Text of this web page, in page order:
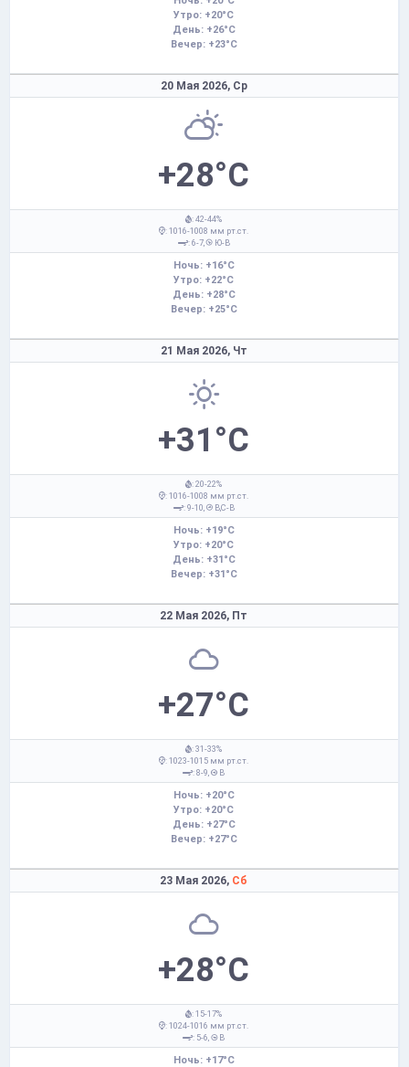
Утро: +20°C
День: +26°C
Вечер: +23°C
20 Мая 2026, Ср
+28°C
: 42-44%
: 1016-1008 мм рт.ст.
: 6-7,
Ю-В
Ночь: +16°C
Утро: +22°C
День: +28°C
Вечер: +25°C
21 Мая 2026, Чт
+31°C
: 20-22%
: 1016-1008 мм рт.ст.
: 9-10,
В,С-В
Ночь: +19°C
Утро: +20°C
День: +31°C
Вечер: +31°C
22 Мая 2026, Пт
+27°C
: 31-33%
: 1023-1015 мм рт.ст.
: 8-9,
В
Ночь: +20°C
Утро: +20°C
День: +27°C
Вечер: +27°C
23 Мая 2026, Сб
+28°C
: 15-17%
: 1024-1016 мм рт.ст.
: 5-6,
В
Ночь: +17°C